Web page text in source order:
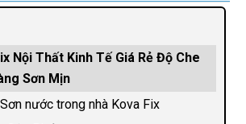
Nội Thất Kinh Tế Giá Rẻ Độ Che
Sơn Mịn
nước trong nhà Kova Fix